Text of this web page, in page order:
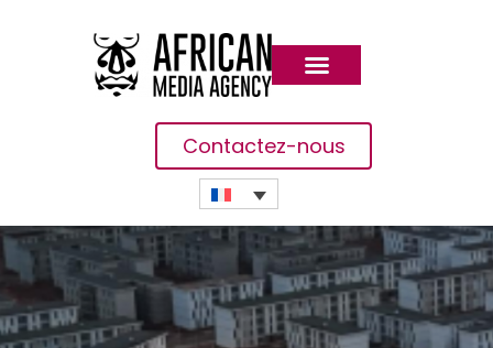
Contactez-nous